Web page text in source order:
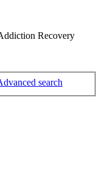
Recovery
search